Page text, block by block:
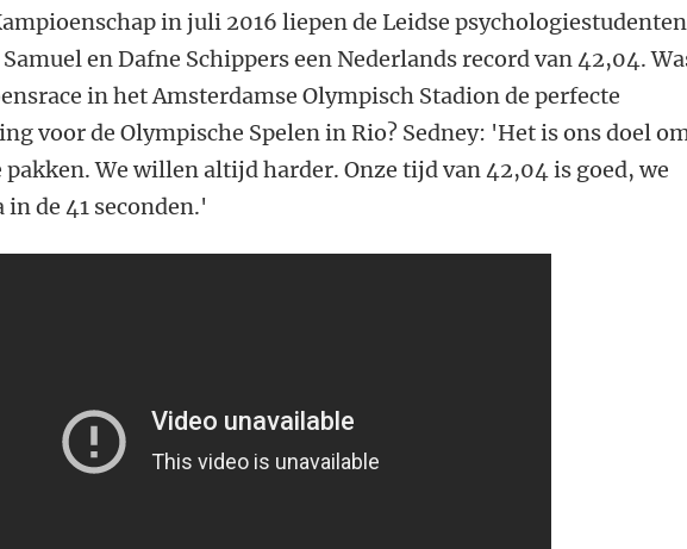
in juli 2016 liepen de Leidse psychologiestudenten
en Dafne Schippers een Nederlands record van 42,04.
in het Amsterdamse Olympisch Stadion de perfecte
voor de Olympische Spelen in Rio? Sedney: 'Het is ons doel
pakken. We willen altijd harder. Onze tijd van 42,04 is goed, we
de 41 seconden.'